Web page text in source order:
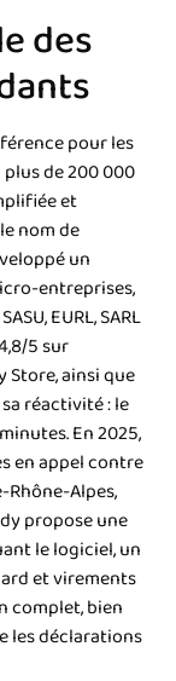
des
pour les
de 200 000
et
nom de
un
entreprises,
EURL, SARL
5 sur
Store, ainsi que
réactivité : le
En 2025,
en appel contre
Rhône-Alpes,
propose une
le logiciel, un
et virements
complet, bien
les déclarations